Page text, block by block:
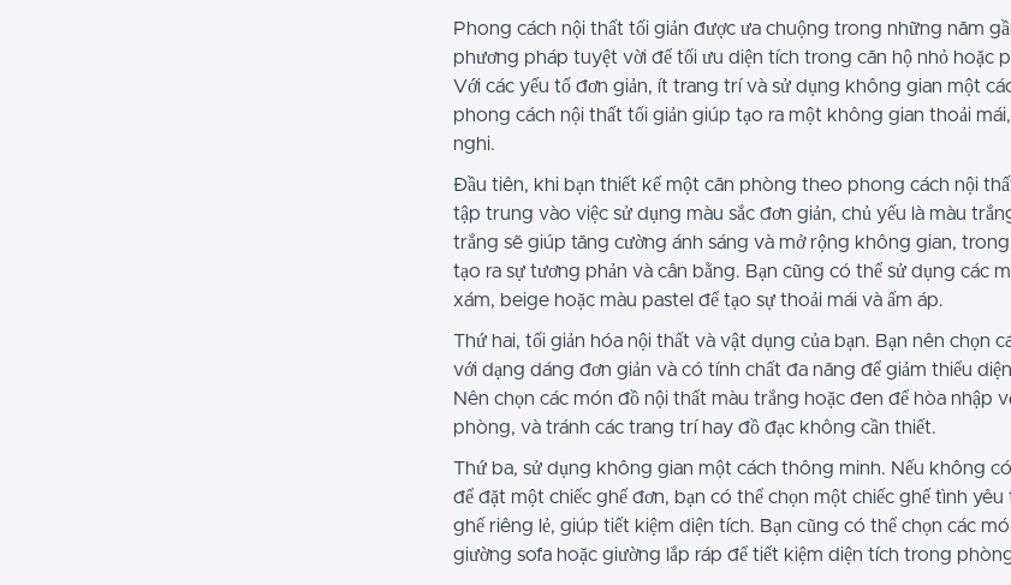
Phong cách nội thất tối giản được ưa chuộng trong những năm
phương pháp tuyệt vời để tối ưu diện tích trong căn hộ nhỏ hoặc
Với các yếu tố đơn giản, ít trang trí và sử dụng không gian một
phong cách nội thất tối giản giúp tạo ra một không gian thoải
nghi.
Đầu tiên, khi bạn thiết kế một căn phòng theo phong cách nội
tập trung vào việc sử dụng màu sắc đơn giản, chủ yếu là màu
trắng sẽ giúp tăng cường ánh sáng và mở rộng không gian,
tạo ra sự tương phản và cân bằng. Bạn cũng có thể sử dụng các
xám, beige hoặc màu pastel để tạo sự thoải mái và ấm áp.
Thứ hai, tối giản hóa nội thất và vật dụng của bạn. Bạn nên chọn
với dạng dáng đơn giản và có tính chất đa năng để giảm thiểu
Nên chọn các món đồ nội thất màu trắng hoặc đen để hòa nhập
phòng, và tránh các trang trí hay đồ đạc không cần thiết.
Thứ ba, sử dụng không gian một cách thông minh. Nếu không
để đặt một chiếc ghế đơn, bạn có thể chọn một chiếc ghế tình yêu
ghế riêng lẻ, giúp tiết kiệm diện tích. Bạn cũng có thể chọn các
giường sofa hoặc giường lắp ráp để tiết kiệm diện tích trong